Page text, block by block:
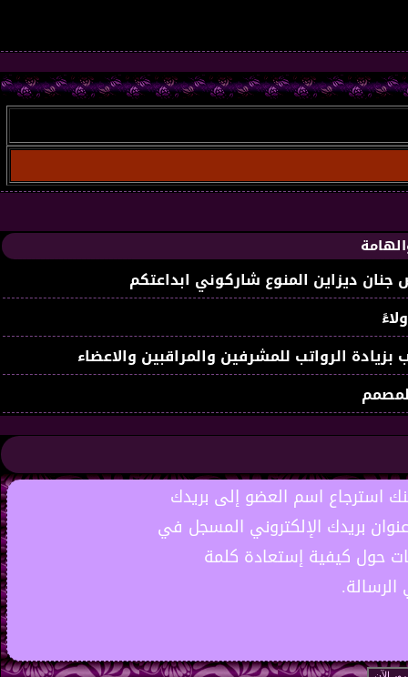
ديزاين المنوع شاركوني ابداعتكم
بزيادة الرواتب للمشرفين والمراقبين والاعضاء
استرجاع اسم العضو إلى بريدك
بريدك الإلكتروني المسجل في
حول كيفية إستعادة كلمة